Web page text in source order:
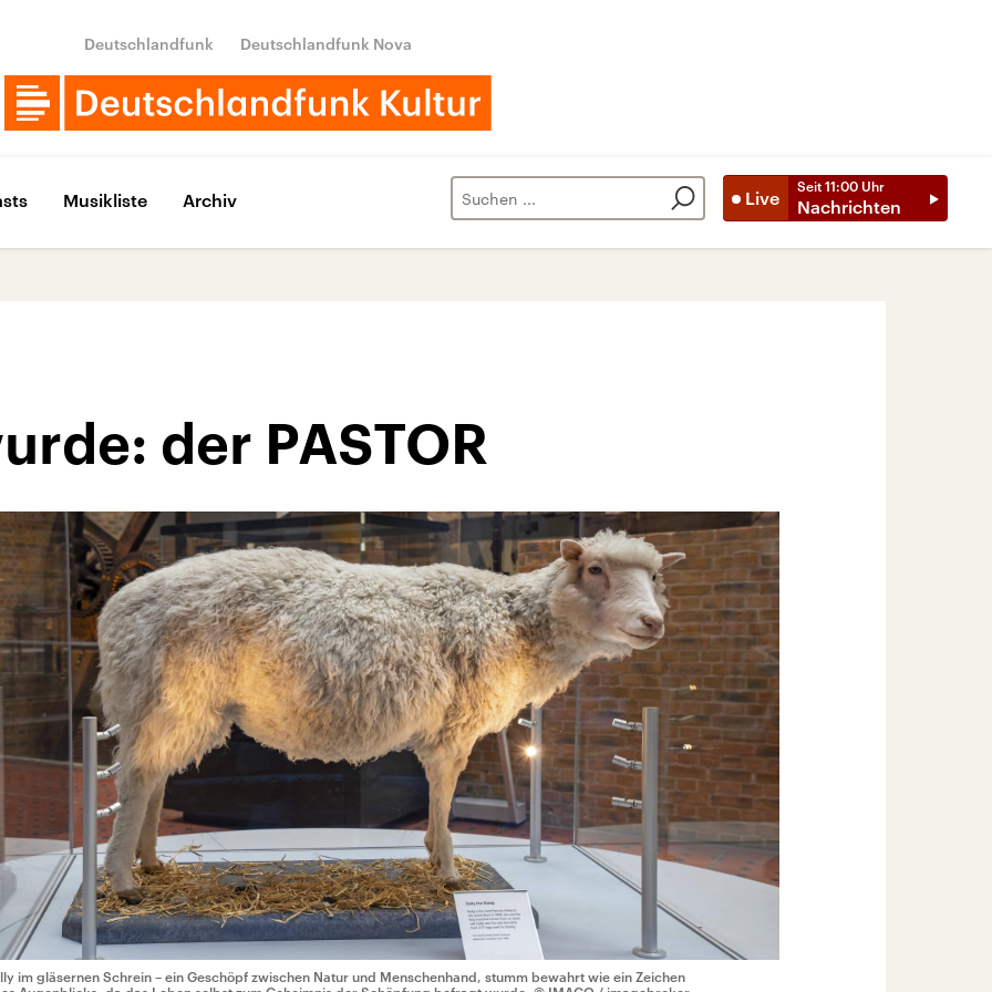
Deutschlandfunk Deutschlandfunk Nova
Live
Seit 11:00 Uhr
Nachrichten
Musikliste Archiv
der PASTOR
im gläsernen Schrein – ein Geschöpf zwischen Natur und Menschenhand, stumm bewahrt wie ein Zeichen